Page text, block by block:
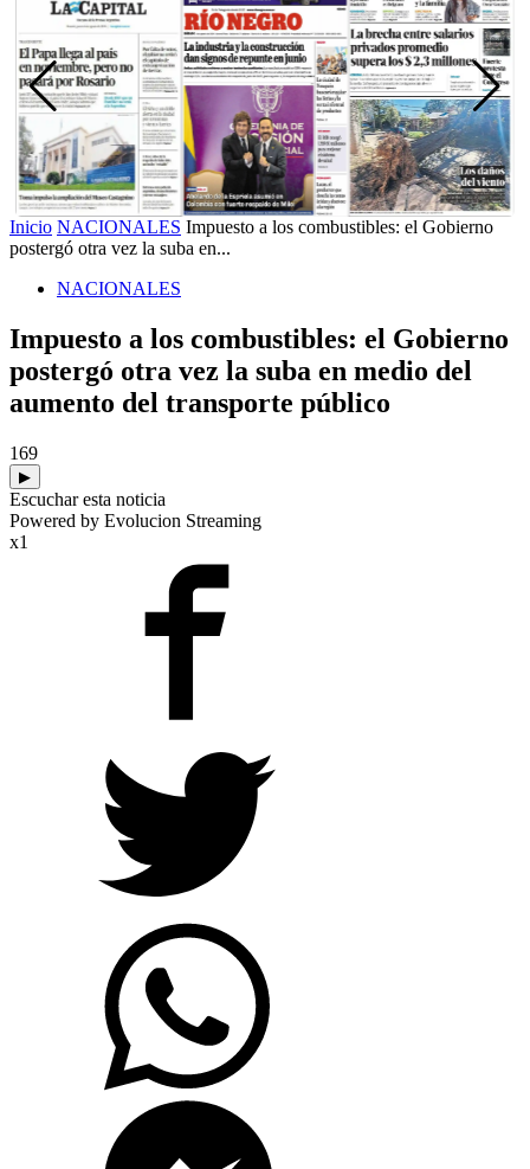
Inicio NACIONALES Impuesto a los combustibles: el Gobierno
postergó otra vez la suba en...
NACIONALES
Impuesto a los combustibles: el Gobierno
postergó otra vez la suba en medio del
aumento del transporte público
169
▶
Escuchar esta noticia
Powered by Evolucion Streaming
x1